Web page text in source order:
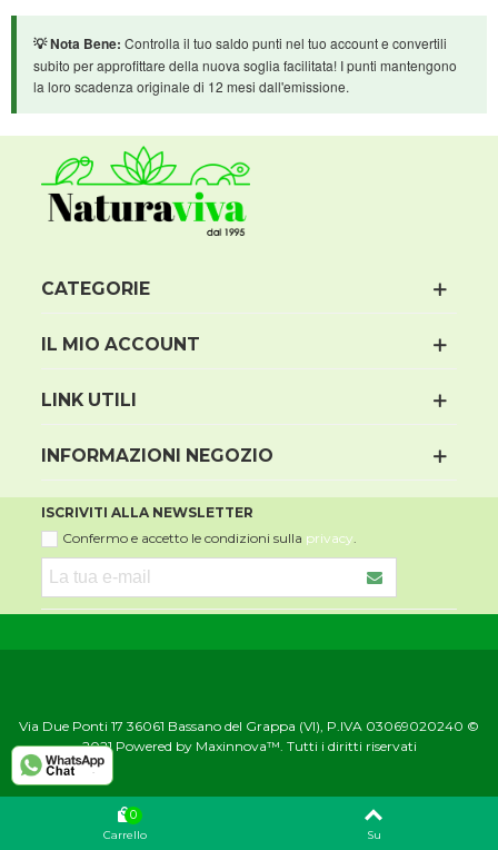
💡 Nota Bene: Controlla il tuo saldo punti nel tuo account e convertili
subito per approfittare della nuova soglia facilitata! I punti mantengono
la loro scadenza originale di 12 mesi dall'emissione.
CATEGORIE
IL MIO ACCOUNT
LINK UTILI
INFORMAZIONI NEGOZIO
ISCRIVITI ALLA NEWSLETTER
Confermo e accetto le condizioni sulla privacy
Via Due Ponti 17 36061 Bassano del Grappa (VI), P.IVA 03069020240 ©
2021 Powered by Maxinnova™. Tutti i diritti riservati
Carrello
0
Su